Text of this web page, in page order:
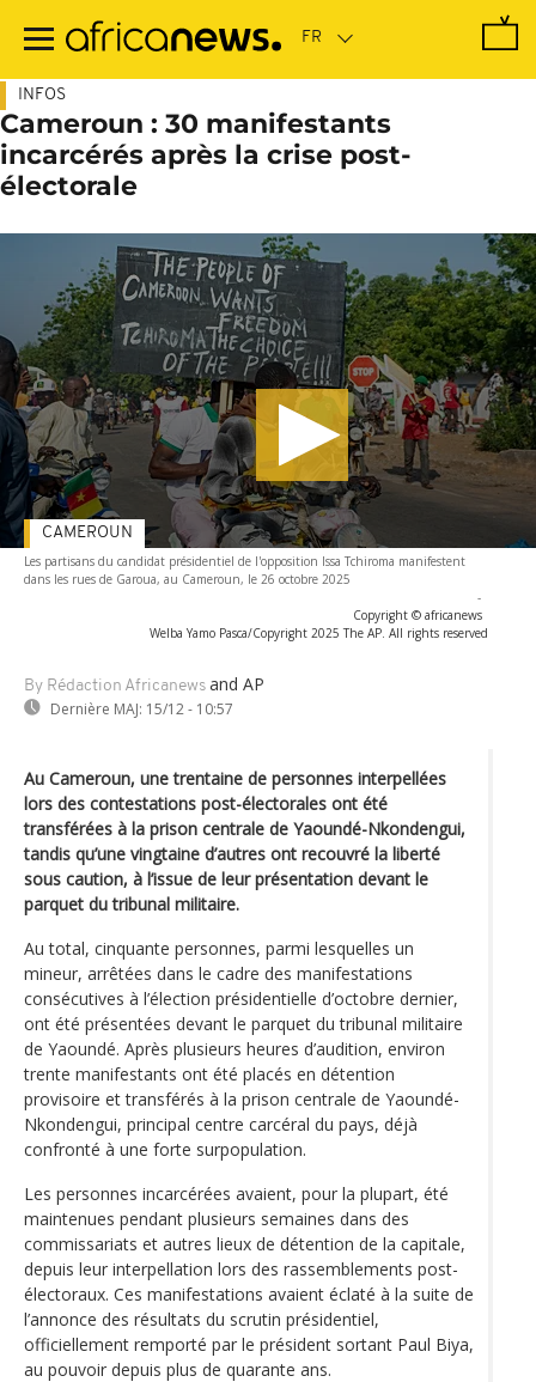
contenu
INFOS
Cameroun : 30 manifestants
incarcérés après la crise post-
électorale
Les partisans du candidat présidentiel de l'opposition Issa Tchiroma manifestent
dans les rues de Garoua, au Cameroun, le 26 octobre 2025
-
Copyright © africanews
Welba Yamo Pasca/Copyright 2025 The AP. All rights reserved
By Rédaction Africanews and AP
Dernière MAJ: 15/12 - 10:57
CAMEROUN
Au Cameroun, une trentaine de personnes interpellées
lors des contestations post-électorales ont été
transférées à la prison centrale de Yaoundé-Nkondengui,
tandis qu’une vingtaine d’autres ont recouvré la liberté
sous caution, à l’issue de leur présentation devant le
parquet du tribunal militaire.
Au total, cinquante personnes, parmi lesquelles un
mineur, arrêtées dans le cadre des manifestations
consécutives à l’élection présidentielle d’octobre dernier,
ont été présentées devant le parquet du tribunal militaire
de Yaoundé. Après plusieurs heures d’audition, environ
trente manifestants ont été placés en détention
provisoire et transférés à la prison centrale de Yaoundé-
Nkondengui, principal centre carcéral du pays, déjà
confronté à une forte surpopulation.
Les personnes incarcérées avaient, pour la plupart, été
maintenues pendant plusieurs semaines dans des
commissariats et autres lieux de détention de la capitale,
depuis leur interpellation lors des rassemblements post-
électoraux. Ces manifestations avaient éclaté à la suite de
l’annonce des résultats du scrutin présidentiel,
officiellement remporté par le président sortant Paul Biya,
au pouvoir depuis plus de quarante ans.